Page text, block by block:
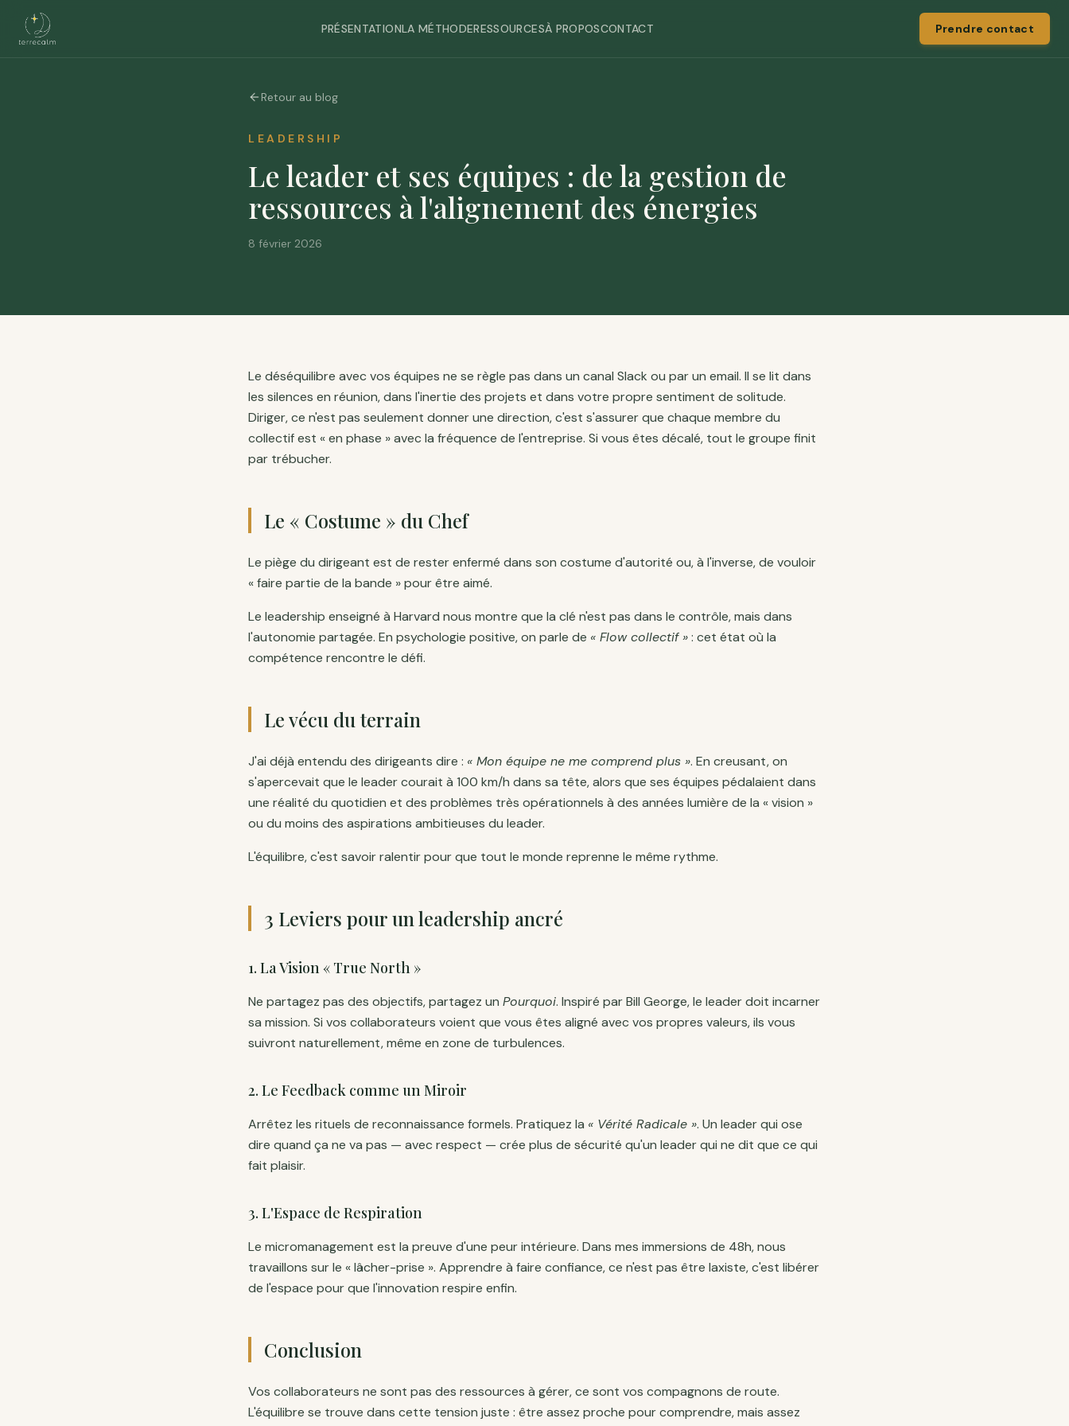
PRÉSENTATIONLA MÉTHODERESSOURCESÀ PROPOSCONTACT Prendre contact
Retour au blog
LEADERSHIP
Le leader et ses équipes : de la gestion de
ressources à l'alignement des énergies
8 février 2026
Le déséquilibre avec vos équipes ne se règle pas dans un canal Slack ou par un email. Il se lit dans
les silences en réunion, dans l'inertie des projets et dans votre propre sentiment de solitude.
Diriger, ce n'est pas seulement donner une direction, c'est s'assurer que chaque membre du
collectif est « en phase » avec la fréquence de l'entreprise. Si vous êtes décalé, tout le groupe finit
par trébucher.
Le « Costume » du Chef
Le piège du dirigeant est de rester enfermé dans son costume d'autorité ou, à l'inverse, de vouloir
« faire partie de la bande » pour être aimé.
Le leadership enseigné à Harvard nous montre que la clé n'est pas dans le contrôle, mais dans
l'autonomie partagée. En psychologie positive, on parle de « Flow collectif »: cet état où la
compétence rencontre le défi.
Le vécu du terrain
J'ai déjà entendu des dirigeants dire : « Mon équipe ne me comprend plus ». En creusant, on
s'apercevait que le leader courait à 100 km/h dans sa tête, alors que ses équipes pédalaient dans
une réalité du quotidien et des problèmes très opérationnels à des années lumière de la « vision »
ou du moins des aspirations ambitieuses du leader.
L'équilibre, c'est savoir ralentir pour que tout le monde reprenne le même rythme.
3 Leviers pour un leadership ancré
1. La Vision « True North »
Ne partagez pas des objectifs, partagez un Pourquoi. Inspiré par Bill George, le leader doit incarner
sa mission. Si vos collaborateurs voient que vous êtes aligné avec vos propres valeurs, ils vous
suivront naturellement, même en zone de turbulences.
2. Le Feedback comme un Miroir
Arrêtez les rituels de reconnaissance formels. Pratiquez la « Vérité Radicale ». Un leader qui ose
dire quand ça ne va pas — avec respect — crée plus de sécurité qu'un leader qui ne dit que ce qui
fait plaisir.
3. L'Espace de Respiration
Le micromanagement est la preuve d'une peur intérieure. Dans mes immersions de 48h, nous
travaillons sur le « lâcher-prise ». Apprendre à faire confiance, ce n'est pas être laxiste, c'est libérer
de l'espace pour que l'innovation respire enfin.
Conclusion
Vos collaborateurs ne sont pas des ressources à gérer, ce sont vos compagnons de route.
L'équilibre se trouve dans cette tension juste : être assez proche pour comprendre, mais assez